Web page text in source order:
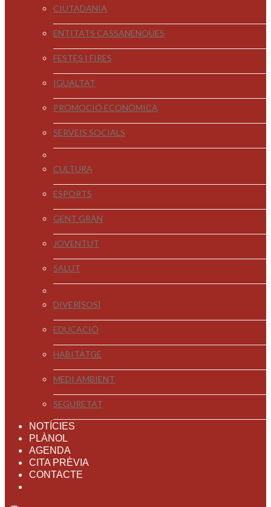
CIUTADANIA
ENTITATS CASSANENQUES
FESTES I FIRES
IGUALTAT
PROMOCIÓ ECONÒMICA
SERVEIS SOCIALS
CULTURA
ESPORTS
GENT GRAN
JOVENTUT
SALUT
DIVER[SOS]
EDUCACIÓ
HABITATGE
MEDI AMBIENT
SEGURETAT
NOTÍCIES
PLÀNOL
AGENDA
CITA PRÈVIA
CONTACTE